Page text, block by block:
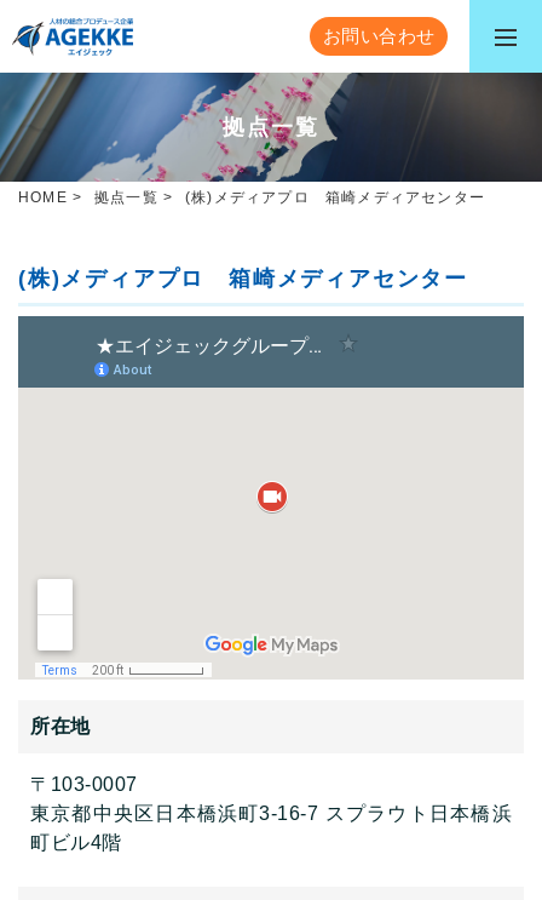
お問い合わせ
拠点一覧
HOME > 拠点一覧 > (株)メディアプロ 箱崎メディアセンター
(株)メディアプロ 箱崎メディアセンター
所在地
〒103-0007
東京都中央区日本橋浜町3-16-7 スプラウト日本橋浜
町ビル4階